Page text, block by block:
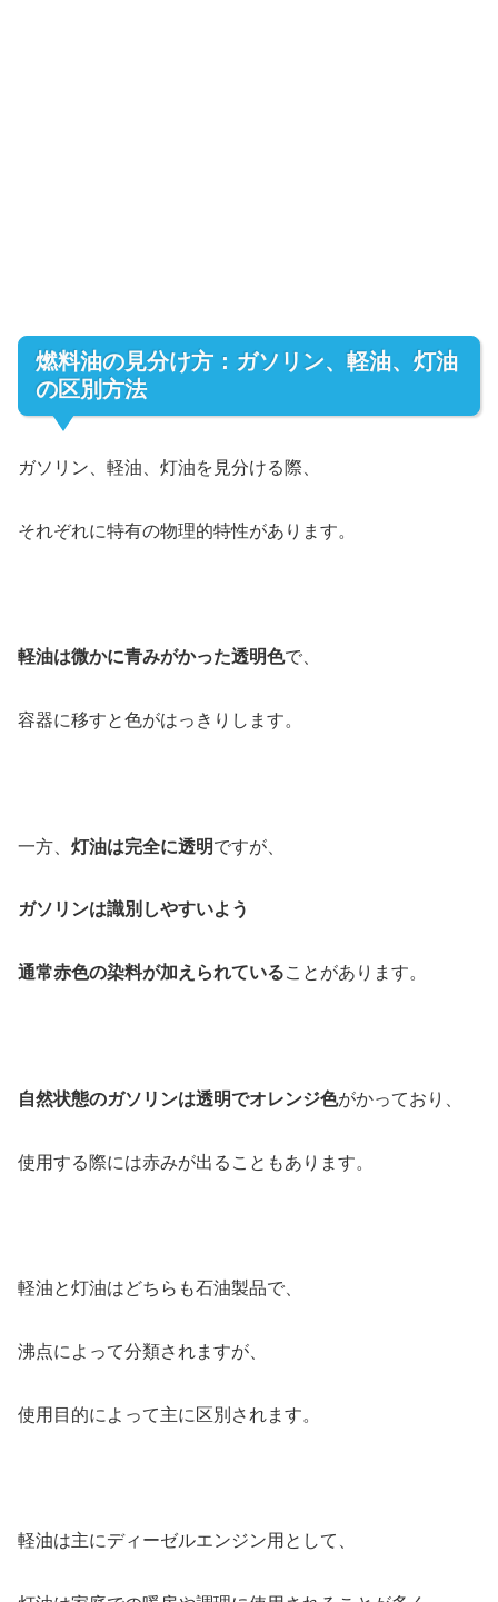
燃料油の見分け方：ガソリン、軽油、灯油
の区別方法
ガソリン、軽油、灯油を見分ける際、
それぞれに特有の物理的特性があります。
軽油は微かに青みがかった透明色で、
容器に移すと色がはっきりします。
一方、 灯油は完全に透明ですが、
ガソリンは識別しやすいよう
通常赤色の染料が加えられていることがあります。
自然状態のガソリンは透明でオレンジ色がかっており、
使用する際には赤みが出ることもあります。
軽油と灯油はどちらも石油製品で、
沸点によって分類されますが、
使用目的によって主に区別されます。
軽油は主にディーゼルエンジン用として、